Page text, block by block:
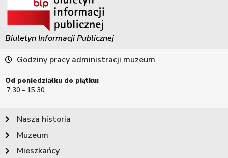
Biuletyn Informacji Publicznej
Godziny pracy administracji muzeum
Od poniedziałku do piątku:
7:30 – 15:30
Nasza historia
Muzeum
Mieszkańcy